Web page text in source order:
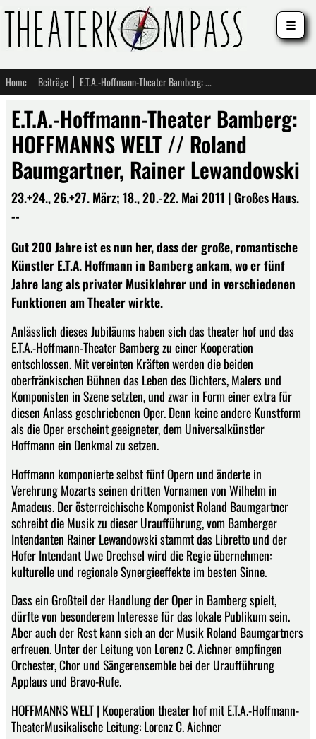
Home Beiträge E.T.A.-Hoffmann-Theater Bamberg: HOFFMANNS WELT // Roland Baumgartner, Rainer Lewandowski
E.T.A.-Hoffmann-Theater Bamberg:
HOFFMANNS WELT // Roland
Baumgartner, Rainer Lewandowski
23.+24., 26.+27. März; 18., 20.-22. Mai 2011 | Großes Haus.
--
Gut 200 Jahre ist es nun her, dass der große, romantische
Künstler E.T.A. Hoffmann in Bamberg ankam, wo er fünf
Jahre lang als privater Musiklehrer und in verschiedenen
Funktionen am Theater wirkte.
Anlässlich dieses Jubiläums haben sich das theater hof und das
E.T.A.-Hoffmann-Theater Bamberg zu einer Kooperation
entschlossen. Mit vereinten Kräften werden die beiden
oberfränkischen Bühnen das Leben des Dichters, Malers und
Komponisten in Szene setzten, und zwar in Form einer extra für
diesen Anlass geschriebenen Oper. Denn keine andere Kunstform
als die Oper erscheint geeigneter, dem Universalkünstler
Hoffmann ein Denkmal zu setzen.
Hoffmann komponierte selbst fünf Opern und änderte in
Verehrung Mozarts seinen dritten Vornamen von Wilhelm in
Amadeus. Der österreichische Komponist Roland Baumgartner
schreibt die Musik zu dieser Uraufführung, vom Bamberger
Intendanten Rainer Lewandowski stammt das Libretto und der
Hofer Intendant Uwe Drechsel wird die Regie übernehmen:
kulturelle und regionale Synergieeffekte im besten Sinne.
Dass ein Großteil der Handlung der Oper in Bamberg spielt,
dürfte von besonderem Interesse für das lokale Publikum sein.
Aber auch der Rest kann sich an der Musik Roland Baumgartners
erfreuen. Unter der Leitung von Lorenz C. Aichner empfingen
Orchester, Chor und Sängerensemble bei der Uraufführung
Applaus und Bravo-Rufe.
HOFFMANNS WELT | Kooperation theater hof mit E.T.A.-Hoffmann-
TheaterMusikalische Leitung: Lorenz C. Aichner
☰